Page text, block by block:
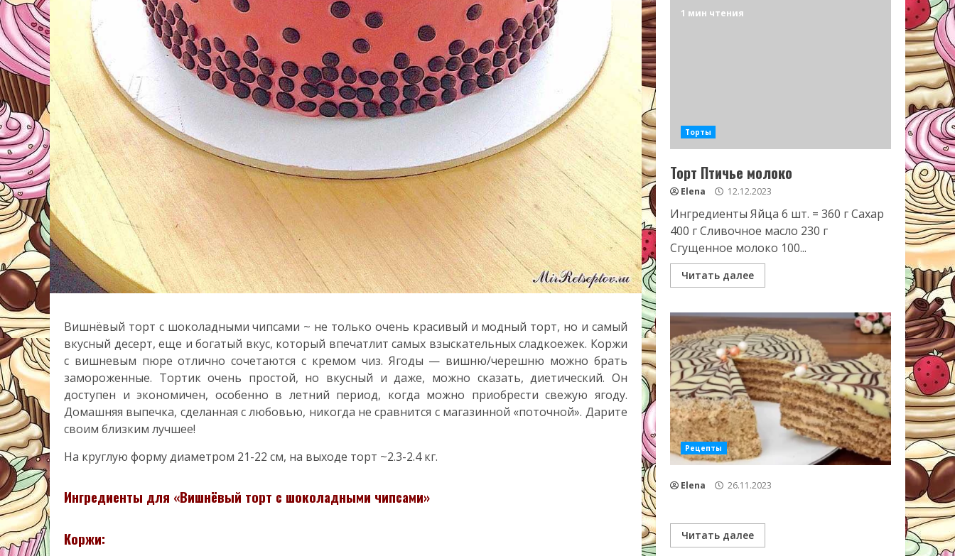
Вишнёвый торт с шоколадными чипсами ~ не только очень красивый и модный торт, но и самый
вкусный десерт, еще и богатый вкус, который впечатлит самых взыскательных сладкоежек. Коржи
с вишневым пюре отлично сочетаются с кремом чиз. Ягоды — вишню/черешню можно брать
замороженные. Тортик очень простой, но вкусный и даже, можно сказать, диетический. Он
доступен и экономичен, особенно в летний период, когда можно приобрести свежую ягоду.
Домашняя выпечка, сделанная с любовью, никогда не сравнится с магазинной «поточной». Дарите
своим близким лучшее!
На круглую форму диаметром 21-22 см, на выходе торт ~2.3-2.4 кг.
Ингредиенты для «Вишнёвый торт с шоколадными чипсами»
Коржи:
1 мин чтения
Торты
Торт Птичье молоко
Elena 12.12.2023
Ингредиенты Яйца 6 шт. = 360 г Сахар
400 г Сливочное масло 230 г
Сгущенное молоко 100...
Читать далее
Рецепты
Elena 26.11.2023
Читать далее